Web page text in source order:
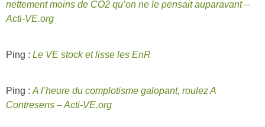
nettement moins de CO2 qu’on ne le pensait auparavant –
Acti-VE.org
Ping : Le VE stock et lisse les EnR
Ping : A l’heure du complotisme galopant, roulez A
Contresens – Acti-VE.org